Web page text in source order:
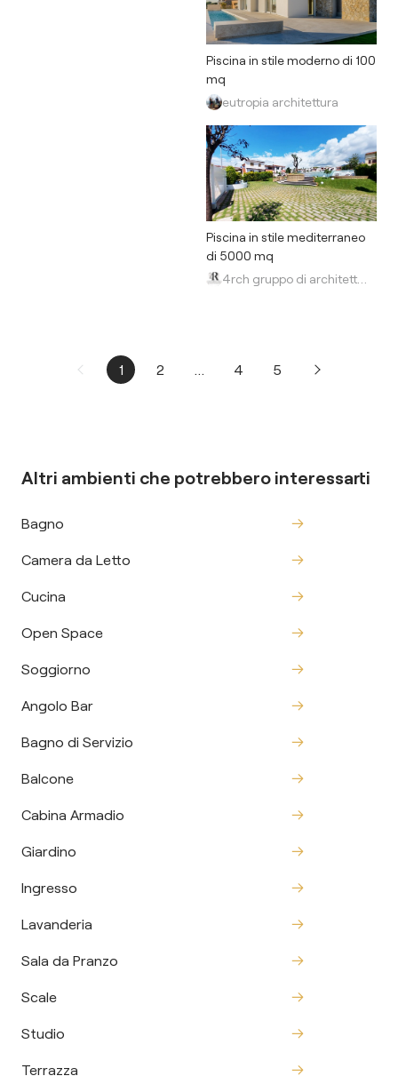
Piscina in stile moderno di 100
mq
eutropia architettura
Piscina in stile mediterraneo
di 5000 mq
4rch gruppo di architettura
1 2 ... 4 5
Altri ambienti che potrebbero interessarti
Bagno
Camera da Letto
Cucina
Open Space
Soggiorno
Angolo Bar
Bagno di Servizio
Balcone
Cabina Armadio
Giardino
Ingresso
Lavanderia
Sala da Pranzo
Scale
Studio
Terrazza